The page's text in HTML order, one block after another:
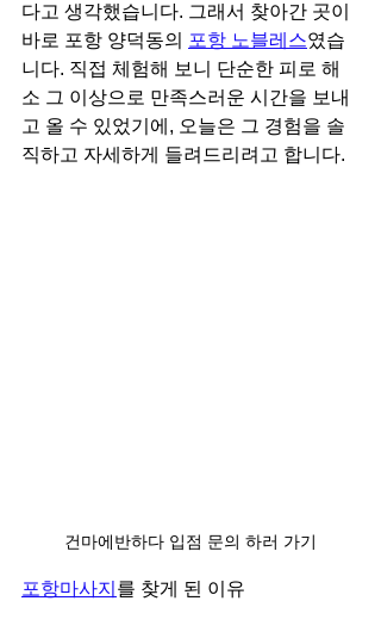
다고 생각했습니다. 그래서 찾아간 곳이
바로 포항 양덕동의 포항 노블레스였습
니다. 직접 체험해 보니 단순한 피로 해
소 그 이상으로 만족스러운 시간을 보내
고 올 수 있었기에, 오늘은 그 경험을 솔
직하고 자세하게 들려드리려고 합니다.
건마에반하다 입점 문의 하러 가기
포항마사지 를 찾게 된 이유